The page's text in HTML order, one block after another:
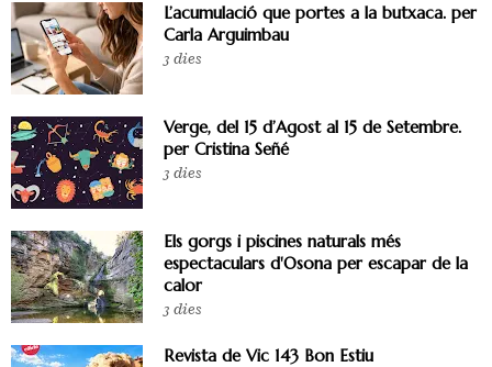
L’acumulació que portes a la butxaca. per
Carla Arguimbau
3 dies
Verge, del 15 d’Agost al 15 de Setembre.
per Cristina Señé
3 dies
Els gorgs i piscines naturals més
espectaculars d'Osona per escapar de la
calor
3 dies
Revista de Vic 143 Bon Estiu